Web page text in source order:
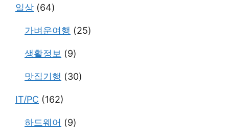
일상 (64)
가벼운여행 (25)
생활정보 (9)
맛집기행 (30)
IT/PC (162)
하드웨어 (9)